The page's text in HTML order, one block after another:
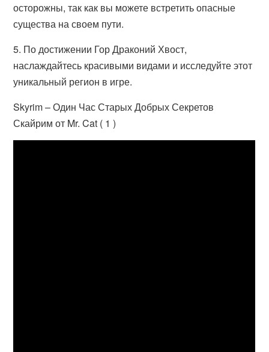
осторожны, так как вы можете встретить опасные
существа на своем пути.
5. По достижении Гор Драконий Хвост,
наслаждайтесь красивыми видами и исследуйте этот
уникальный регион в игре.
Skyrim – Один Час Старых Добрых Секретов
Скайрим от Mr. Cat ( 1 )